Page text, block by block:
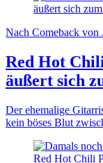
Nach Comeback von
Red Hot
äußert sich
Der ehemalige
kein böses Blut